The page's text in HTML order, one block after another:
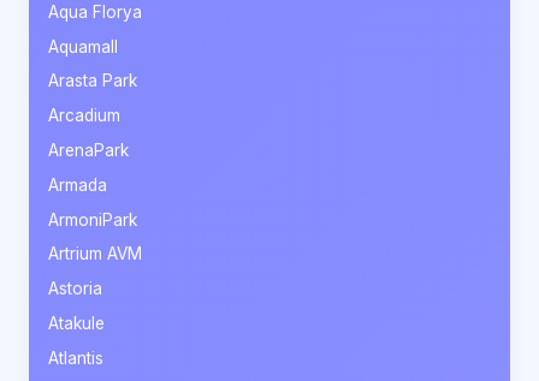
Aqua Florya
Aquamall
Arasta Park
Arcadium
ArenaPark
Armada
ArmoniPark
Artrium AVM
Astoria
Atakule
Atlantis